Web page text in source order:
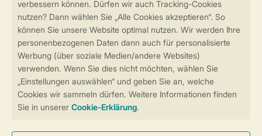
Sicherstellung Deiner Privatsphäre
Sicher und schnell zur Online-Buchung
Sichere Datenübertragung
Sicheres Bezahlen